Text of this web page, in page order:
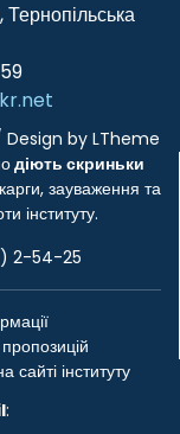
Design byLTheme
діють скриньки
зауваження та
інституту.
2-54-25
сайті інституту
: